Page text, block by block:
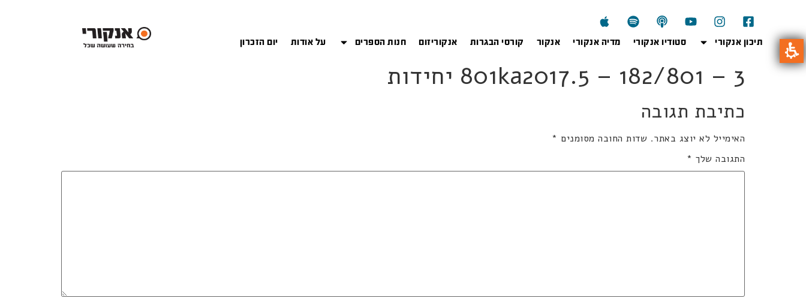
תיכון אנקורי סטודיו אנקורי מדיה אנקורי אנקור קורסי הבגרות אנקוריזום חנות הספרים על אודות יום הזכרון
801ka2017.5 – 182/801 – 3 יחידות
כתיבת תגובה
האימייל לא יוצג באתר. שדות החובה מסומנים *
התגובה שלך *